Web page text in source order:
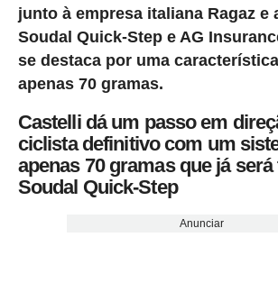
junto à empresa italiana Ragaz e
Soudal Quick-Step e AG
se destaca por uma
apenas 70 gramas.
Castelli dá um passo em
ciclista definitivo com um
apenas 70 gramas que já
Soudal Quick-Step
Anunciar